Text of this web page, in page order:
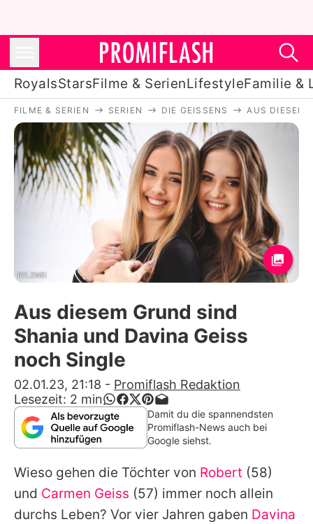
RoyalsStarsFilme & SerienLifestyleFamilie &
Royals
Stars
Filme & Serien
Lifestyle
Familie & Liebe
Promiflash Exklusiv
Alle Themen auf Promiflash
App runterladen
Team
Redaktionelle Richtlinien
Impressum
Datenschutzerklärung
FILME & SERIEN SERIEN DIE GEISSENS AUS DIESEM
RTLZWEI
Aus diesem Grund sind
Shania und Davina Geiss
noch Single
02.01.23, 21:18 - Promiflash Redaktion
Lesezeit: 2 min
Damit du die spannendsten
Promiflash-News auch bei
Google siehst.
Wieso gehen die Töchter von Robert (58)
und Carmen Geiss (57) immer noch allein
durchs Leben? Vor vier Jahren gaben Davina